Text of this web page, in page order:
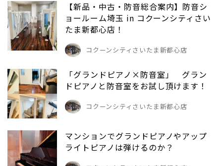
【新品・中古・防音総合案内】防音シ
ョールーム埼玉 in コクーンシティさい
たま新都心店！
コクーンシティさいたま新都心店
「グランドピアノ×防音室」 グラン
ドピアノと防音室をお試し頂けます！
コクーンシティさいたま新都心店
マンションでグランドピアノやアップ
ライトピアノは弾けるのか？